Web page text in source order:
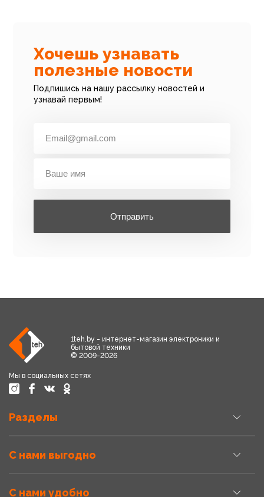
Хочешь узнавать
полезные новости
Подпишись на нашу рассылку новостей и
узнавай первым!
Отправить
1teh.by - интернет-магазин электроники и
бытовой техники
© 2009-2026
Мы в социальных сетях
Разделы
С нами выгодно
С нами удобно